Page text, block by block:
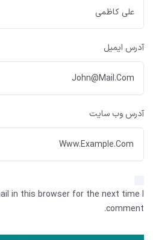
آدرس ایمیل
آدرس وب سایت
in this browser for the next time I
comment.